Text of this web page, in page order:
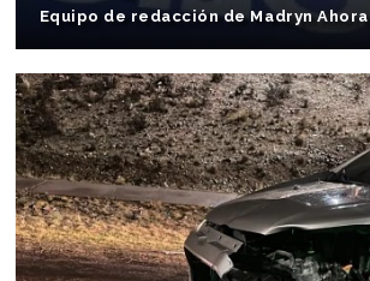
Equipo de redacción de Madryn Ahora